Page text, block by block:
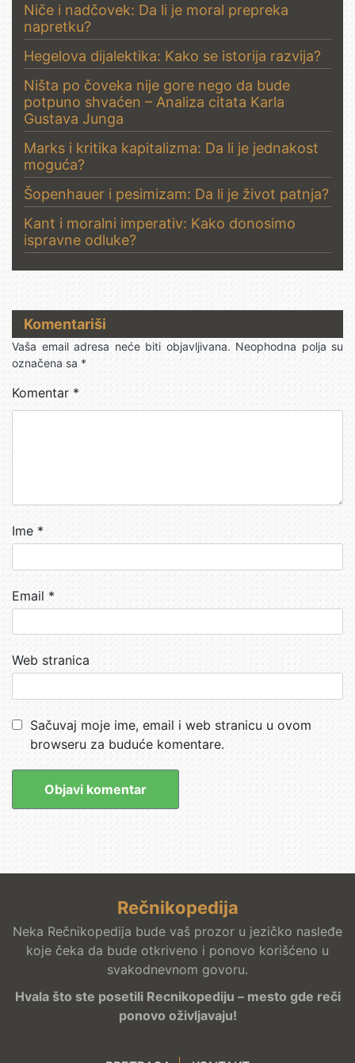
Niče i nadčovek: Da li je moral prepreka
napretku?
Hegelova dijalektika: Kako se istorija razvija?
Ništa po čoveka nije gore nego da bude
potpuno shvaćen – Analiza citata Karla
Gustava Junga
Marks i kritika kapitalizma: Da li je jednakost
moguća?
Šopenhauer i pesimizam: Da li je život patnja?
Kant i moralni imperativ: Kako donosimo
ispravne odluke?
Komentariši
Vaša email adresa neće biti objavljivana. Neophodna polja su
označena sa*
Komentar *
Ime*
Email*
Web stranica
Sačuvaj moje ime, email i web stranicu u ovom
browseru za buduće komentare.
Rečnikopedija
Neka Rečnikopedija bude vaš prozor u jezičko nasleđe
koje čeka da bude otkriveno i ponovo korišćeno u
svakodnevnom govoru.
Hvala što ste posetili Recnikopediju – mesto gde reči
ponovo oživljavaju!